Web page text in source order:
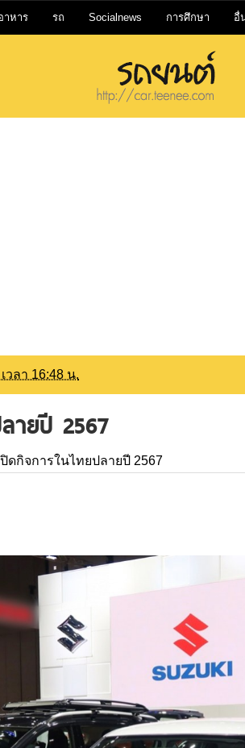
าหาร รถ Socialnews การศึกษา อื่
วลา 16:48 น.
ายปี 2567
ดกิจการในไทยปลายปี 2567